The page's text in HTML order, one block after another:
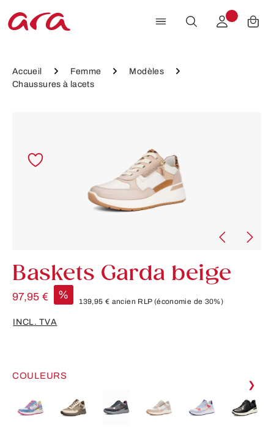
Passer au contenu principal
Accueil Femme
Modèles
Chaussures à lacets
Baskets Garda beige
97,95 € %
139,95 € ancien RLP (économie de 30%)
INCL. TVA
COULEURS
❯